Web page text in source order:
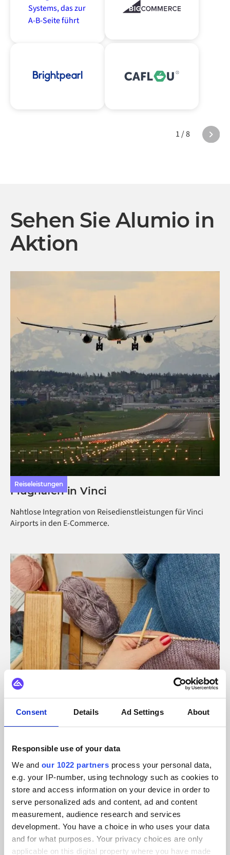
Consent Details Ad Settings About
Responsible use of your data
We and our 1022 partners process your personal data,
e.g. your IP-number, using technology such as cookies to
store and access information on your device in order to
serve personalized ads and content, ad and content
measurement, audience research and services
development. You have a choice in who uses your data
and for what purposes. Your privacy choices are only
applicable on this digital property where you have made
1 / 8
Sehen Sie Alumio in
Aktion
Reiseleistungen
Flughäfen in Vinci
Nahtlose Integration von Reisedienstleistungen für Vinci
Airports in den E-Commerce.
Einzelhandel für Bastelbedarf
Selfmade
Wie Selfmade seine Integrationslandschaft mit Alumio
modernisierte